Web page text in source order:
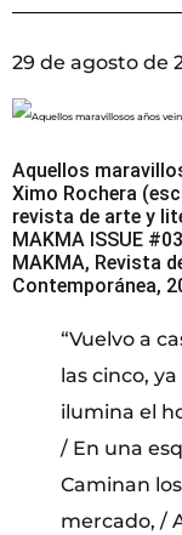
29 de agosto de
Aquellos
Ximo Rochera
revista de arte y
MAKMA ISSUE
MAKMA, Revista
Contemporánea,
“Vuelvo a
las cinco,
ilumina el
/ En una
Caminan
mercado, /